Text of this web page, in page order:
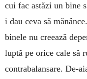
cui fac astăzi un bine
i dau ceva să
binele nu creează
luptă pe orice cale să
contrabalansare. De-